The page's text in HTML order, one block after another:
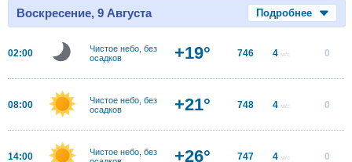
Воскресение, 9 Августа Подробнее
02:00
Чистое небо, без
осадков
+19° 746 4 м/с 0
08:00
Чистое небо, без
осадков
+21° 748 4 м/с 0
14:00
Чистое небо, без
+26° 747 4 м/с 0